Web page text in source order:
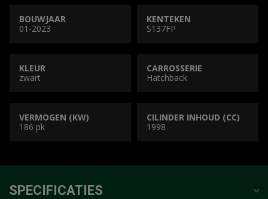
BOUWJAAR
01-2023
KENTEKEN
S137FP
KLEUR
zwart
CARROSSERIE
Hatchback
VERMOGEN (KW)
186 pk
CILINDER INHOUD (CC)
1998
SPECIFICATIES